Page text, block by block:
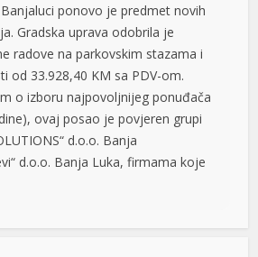
ponovo je predmet novih
Gradska uprava odobrila je
radove na parkovskim stazama i
od 33.928,40 KM sa PDV-om.
o izboru najpovoljnijeg ponuđača
ovaj posao je povjeren grupi
d.o.o. Banja
d.o.o. Banja Luka, firmama koje
Euroherc se oprašta od jednog